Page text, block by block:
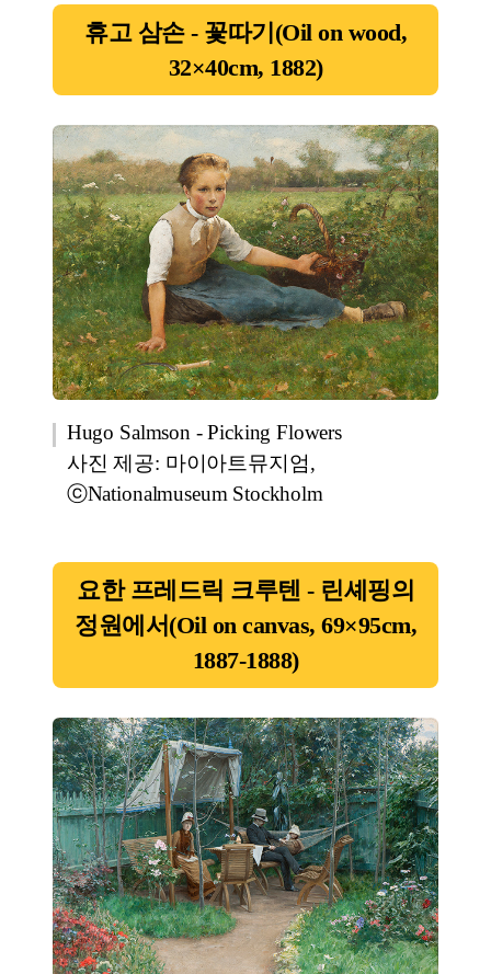
휴고 삼손 - 꽃따기(Oil on wood,
32×40cm, 1882)
Hugo Salmson - Picking Flowers
사진 제공: 마이아트뮤지엄,
ⓒNationalmuseum Stockholm
요한 프레드릭 크루텐 - 린셰핑의
정원에서(Oil on canvas, 69×95cm,
1887-1888)